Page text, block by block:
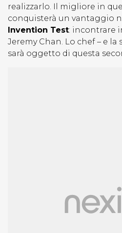
realizzarlo. Il migliore in
conquisterà un vantaggio
Invention Test: incontrare
Jeremy Chan. Lo chef – e la
sarà oggetto di questa